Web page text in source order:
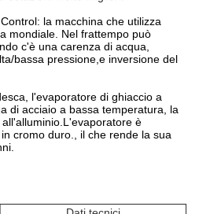
la macchina che utilizza
mondiale. Nel frattempo può
c'è una carenza di acqua,
bassa pressione,e inversione del
l'evaporatore di ghiaccio a
di acciaio a bassa temperatura, la
è
cromo duro., il che rende la sua